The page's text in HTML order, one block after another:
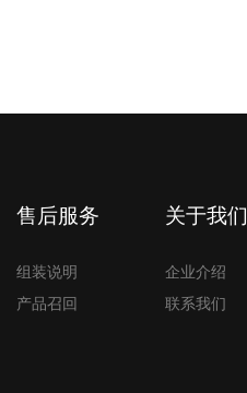
售后服务
组装说明
产品召回
关于我们
企业介绍
联系我们